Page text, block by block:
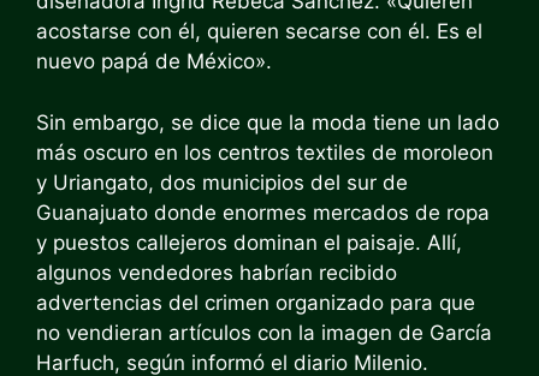
acostarse con él, quieren secarse con él. Es el
nuevo papá de México».
Sin embargo, se dice que la moda tiene un lado
más oscuro en los centros textiles de moroleon
y Uriangato, dos municipios del sur de
Guanajuato donde enormes mercados de ropa
y puestos callejeros dominan el paisaje. Allí,
algunos vendedores habrían recibido
advertencias del crimen organizado para que
no vendieran artículos con la imagen de García
Harfuch, según informó el diario Milenio.